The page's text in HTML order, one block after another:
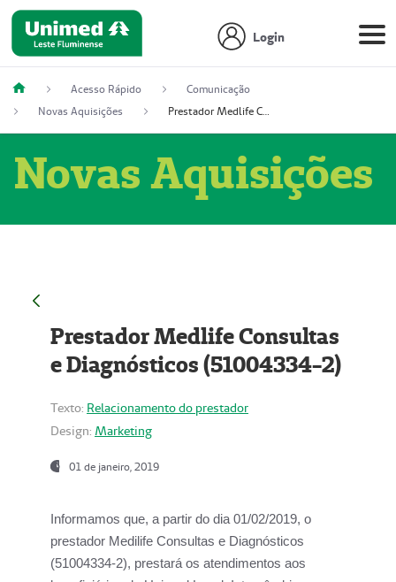
Login
Acesso Rápido
Comunicação
Novas Aquisições
Prestador Medlife Consultas e Diagnósticos (51004334-2)
Novas Aquisições
Prestador Medlife Consultas
e Diagnósticos (51004334-2)
Texto: Relacionamento do prestador
Design: Marketing
01 de janeiro, 2019
Informamos que, a partir do dia 01/02/2019, o
prestador Medilife Consultas e Diagnósticos
(51004334-2), prestará os atendimentos aos